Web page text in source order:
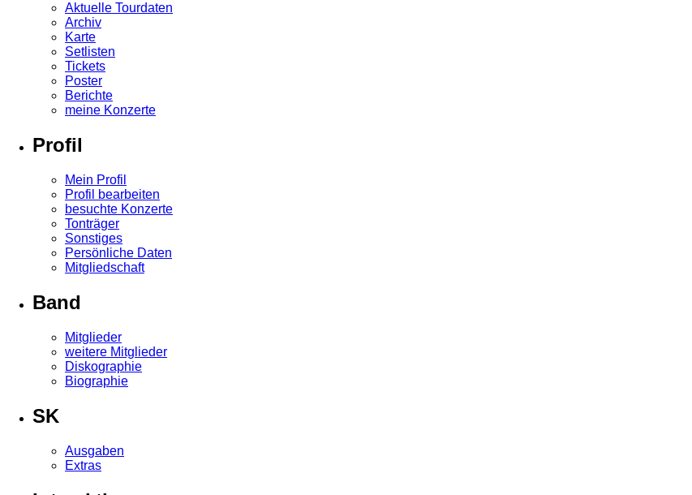
Aktuelle Tourdaten
Archiv
Karte
Setlisten
Tickets
Poster
Berichte
meine Konzerte
Profil
Mein Profil
Profil bearbeiten
besuchte Konzerte
Tonträger
Sonstiges
Persönliche Daten
Mitgliedschaft
Band
Mitglieder
weitere Mitglieder
Diskographie
Biographie
SK
Ausgaben
Extras